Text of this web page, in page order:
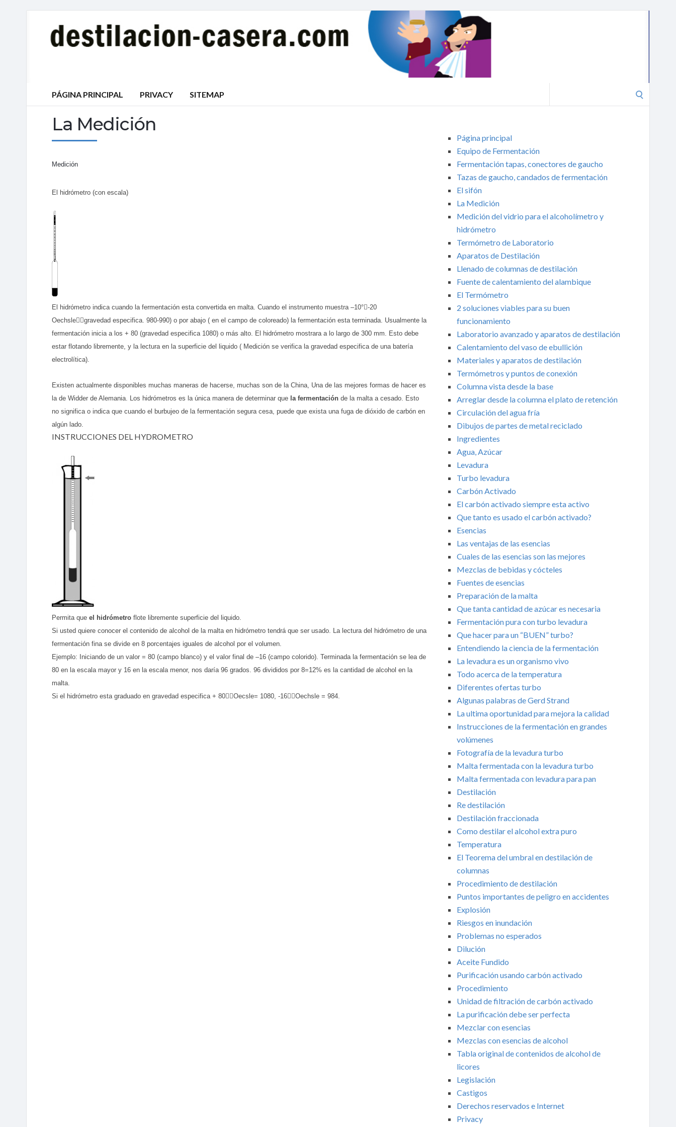
PÁGINA PRINCIPAL PRIVACY SITEMAP
La Medición
Medición
El hidrómetro (con escala)
El hidrómetro indica cuando la fermentación esta convertida en malta. Cuando el instrumento muestra –10°-20
Oechslegravedad especifica. 980-990) o por abajo ( en el campo de coloreado) la fermentación esta terminada. Usualmente la
fermentación inicia a los + 80 (gravedad especifica 1080) o más alto. El hidrómetro mostrara a lo largo de 300 mm. Esto debe
estar flotando libremente, y la lectura en la superficie del liquido ( Medición se verifica la gravedad especifica de una batería
electrolítica).
Existen actualmente disponibles muchas maneras de hacerse, muchas son de la China, Una de las mejores formas de hacer es
la de Widder de Alemania. Los hidrómetros es la única manera de determinar que la fermentación de la malta a cesado. Esto
no significa o indica que cuando el burbujeo de la fermentación segura cesa, puede que exista una fuga de dióxido de carbón en
algún lado.
INSTRUCCIONES DEL HYDROMETRO
Permita que el hidrómetro flote libremente superficie del liquido.
Si usted quiere conocer el contenido de alcohol de la malta en hidrómetro tendrá que ser usado. La lectura del hidrómetro de una
fermentación fina se divide en 8 porcentajes iguales de alcohol por el volumen.
Ejemplo: Iniciando de un valor = 80 (campo blanco) y el valor final de –16 (campo colorido). Terminada la fermentación se lea de
80 en la escala mayor y 16 en la escala menor, nos daría 96 grados. 96 divididos por 8=12% es la cantidad de alcohol en la
malta.
Si el hidrómetro esta graduado en gravedad especifica + 80Oecsle= 1080, -16Oechsle = 984.
Página principal
Equipo de Fermentación
Fermentación tapas, conectores de gaucho
Tazas de gaucho, candados de fermentación
El sifón
La Medición
Medición del vidrio para el alcoholímetro y
hidrómetro
Termómetro de Laboratorio
Aparatos de Destilación
Llenado de columnas de destilación
Fuente de calentamiento del alambique
El Termómetro
2 soluciones viables para su buen
funcionamiento
Laboratorio avanzado y aparatos de destilación
Calentamiento del vaso de ebullición
Materiales y aparatos de destilación
Termómetros y puntos de conexión
Columna vista desde la base
Arreglar desde la columna el plato de retención
Circulación del agua fría
Dibujos de partes de metal reciclado
Ingredientes
Agua, Azúcar
Levadura
Turbo levadura
Carbón Activado
El carbón activado siempre esta activo
Que tanto es usado el carbón activado?
Esencias
Las ventajas de las esencias
Cuales de las esencias son las mejores
Mezclas de bebidas y cócteles
Fuentes de esencias
Preparación de la malta
Que tanta cantidad de azúcar es necesaria
Fermentación pura con turbo levadura
Que hacer para un “BUEN” turbo?
Entendiendo la ciencia de la fermentación
La levadura es un organismo vivo
Todo acerca de la temperatura
Diferentes ofertas turbo
Algunas palabras de Gerd Strand
La ultima oportunidad para mejora la calidad
Instrucciones de la fermentación en grandes
volúmenes
Fotografía de la levadura turbo
Malta fermentada con la levadura turbo
Malta fermentada con levadura para pan
Destilación
Re destilación
Destilación fraccionada
Como destilar el alcohol extra puro
Temperatura
El Teorema del umbral en destilación de
columnas
Procedimiento de destilación
Puntos importantes de peligro en accidentes
Explosión
Riesgos en inundación
Problemas no esperados
Dilución
Aceite Fundido
Purificación usando carbón activado
Procedimiento
Unidad de filtración de carbón activado
La purificación debe ser perfecta
Mezclar con esencias
Mezclas con esencias de alcohol
Tabla original de contenidos de alcohol de
licores
Legislación
Castigos
Derechos reservados e Internet
Privacy